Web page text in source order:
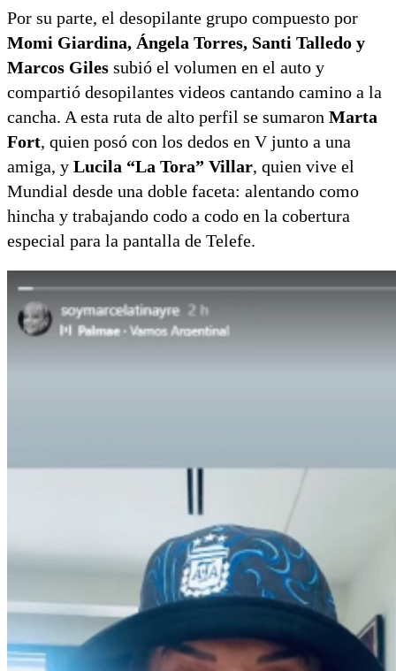
Por su parte, el desopilante grupo compuesto por
Momi Giardina, Ángela Torres, Santi Talledo y
Marcos Giles subió el volumen en el auto y
compartió desopilantes videos cantando camino a la
cancha. A esta ruta de alto perfil se sumaron Marta
Fort, quien posó con los dedos en V junto a una
amiga, y Lucila “La Tora” Villar, quien vive el
Mundial desde una doble faceta: alentando como
hincha y trabajando codo a codo en la cobertura
especial para la pantalla de Telefe.